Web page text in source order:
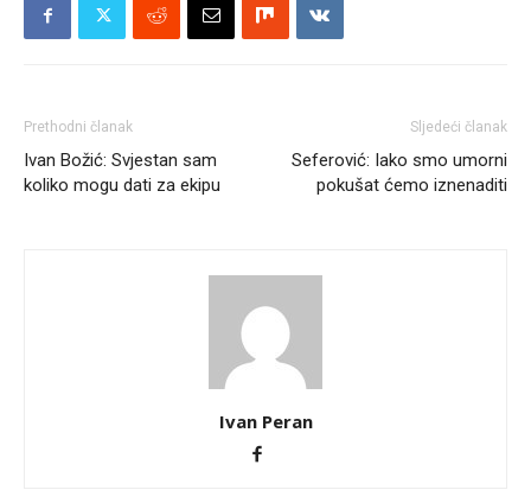
Prethodni članak
Ivan Božić: Svjestan sam
koliko mogu dati za ekipu
Sljedeći članak
Seferović: Iako smo umorni
pokušat ćemo iznenaditi
Ivan Peran